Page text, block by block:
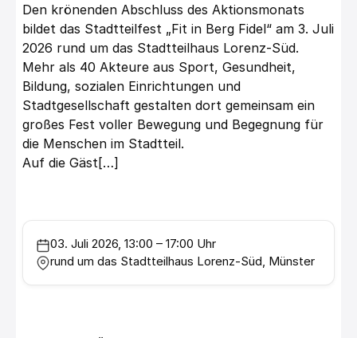
Den krönenden Abschluss des Aktionsmonats
bildet das Stadtteilfest „Fit in Berg Fidel“ am 3. Juli
2026 rund um das Stadtteilhaus Lorenz-Süd.
Mehr als 40 Akteure aus Sport, Gesundheit,
Bildung, sozialen Einrichtungen und
Stadtgesellschaft gestalten dort gemeinsam ein
großes Fest voller Bewegung und Begegnung für
die Menschen im Stadtteil.
Auf die Gäst[…]
03. Juli 2026, 13:00 – 17:00 Uhr
rund um das Stadtteilhaus Lorenz-Süd, Münster